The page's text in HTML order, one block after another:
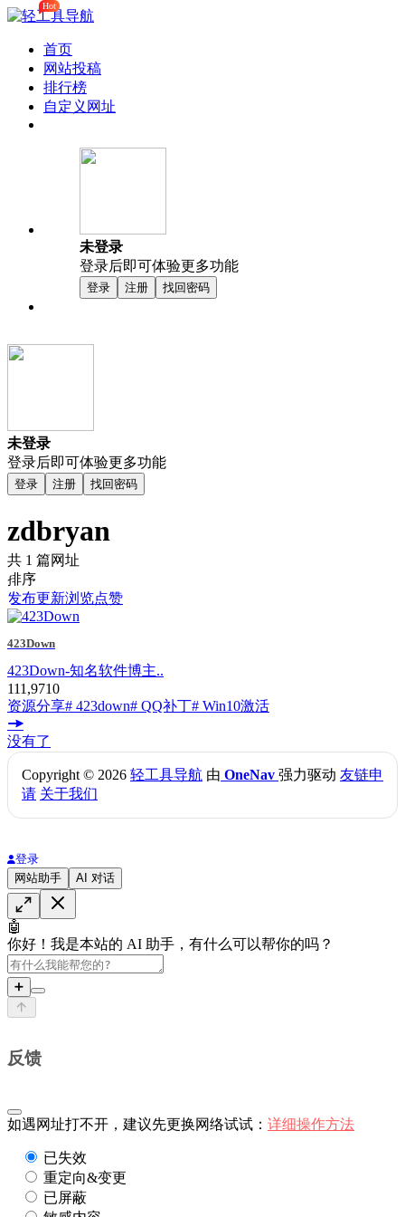
首页
网站投稿
排行榜
Hot
自定义网址
未登录
登录后即可体验更多功能
登录 注册 找回密码
未登录
登录后即可体验更多功能
登录 注册 找回密码
zdbryan
共 1 篇网址
排序
发布更新浏览点赞
423Down
423Down-知名软件博主..
111,9710
资源分享# 423down# QQ补丁# Win10激活
没有了
Copyright © 2026 轻工具导航 由 OneNav 强力驱动 友链申
请 关于我们
登录
网站助手
AI 对话
🤖
你好！我是本站的 AI 助手，有什么可以帮你的吗？
➕
反馈
如遇网址打不开，建议先更换网络试试： 详细操作方法
已失效
重定向&变更
已屏蔽